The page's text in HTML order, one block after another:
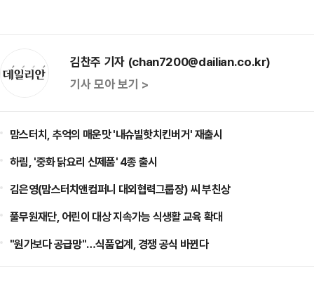
김찬주 기자 (chan7200@dailian.co.kr)
기사 모아 보기 >
맘스터치, 추억의 매운맛 '내슈빌핫치킨버거' 재출시
하림, '중화 닭요리 신제품' 4종 출시
김은영(맘스터치앤컴퍼니 대외협력그룹장) 씨 부친상
풀무원재단, 어린이 대상 지속가능 식생활 교육 확대
"원가보다 공급망"…식품업계, 경쟁 공식 바뀐다